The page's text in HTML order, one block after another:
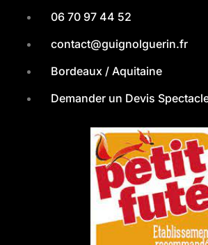
06 70 97 44 52
contact@guignolguerin.fr
Bordeaux / Aquitaine
Demander un Devis